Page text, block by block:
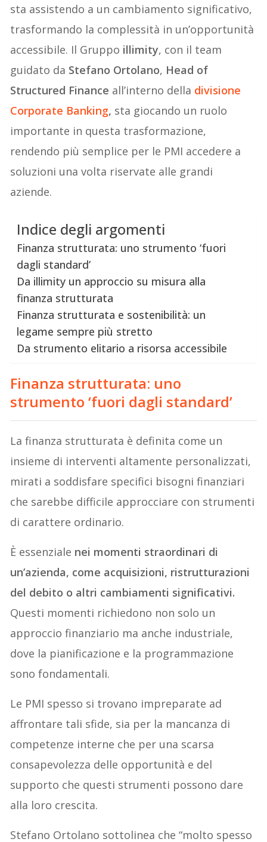
sta assistendo a un cambiamento significativo,
trasformando la complessità in un’opportunità
accessibile. Il Gruppo illimity, con il team
guidato da Stefano Ortolano, Head of
Structured Finance all’interno della divisione
Corporate Banking, sta giocando un ruolo
importante in questa trasformazione,
rendendo più semplice per le PMI accedere a
soluzioni una volta riservate alle grandi
aziende.
Indice degli argomenti
Finanza strutturata: uno strumento ‘fuori
dagli standard’
Da illimity un approccio su misura alla
finanza strutturata
Finanza strutturata e sostenibilità: un
legame sempre più stretto
Da strumento elitario a risorsa accessibile
Finanza strutturata: uno
strumento ‘fuori dagli standard’
La finanza strutturata è definita come un
insieme di interventi altamente personalizzati,
mirati a soddisfare specifici bisogni finanziari
che sarebbe difficile approcciare con strumenti
di carattere ordinario.
È essenziale nei momenti straordinari di
un’azienda, come acquisizioni, ristrutturazioni
del debito o altri cambiamenti significativi.
Questi momenti richiedono non solo un
approccio finanziario ma anche industriale,
dove la pianificazione e la programmazione
sono fondamentali.
Le PMI spesso si trovano impreparate ad
affrontare tali sfide, sia per la mancanza di
competenze interne che per una scarsa
consapevolezza delle opportunità e del
supporto che questi strumenti possono dare
alla loro crescita.
Stefano Ortolano sottolinea che “molto spesso